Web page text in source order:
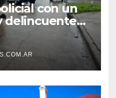
con un
delincuentes
Francisco